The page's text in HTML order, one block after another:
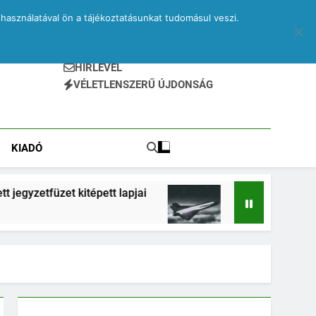
HÍRLEVÉL
VÉLETLENSZERŰ ÚJDONSÁG
KIADÓ
lapjai Drone – egy elveszett
2 Hónap Ezelőtt
ön a tájékoztatásunkat tudomásul veszi.